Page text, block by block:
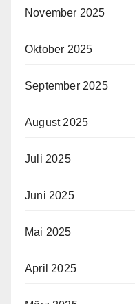
November 2025
Oktober 2025
September 2025
August 2025
Juli 2025
Juni 2025
Mai 2025
April 2025